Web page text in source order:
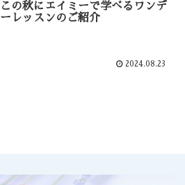
この秋にエイミーで学べるワンデ
ーレッスンのご紹介
2024.08.23